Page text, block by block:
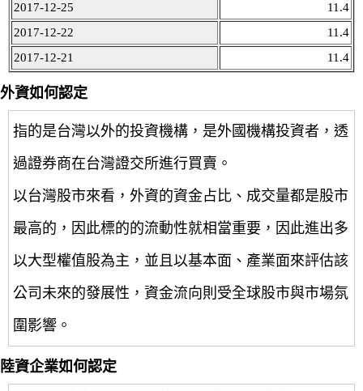
2017-12-25
11.4
2017-12-22
11.4
2017-12-21
11.4
外資如何認定
指的是台灣以外的投資機構，是外國機構投資者，透
過證券商在台灣證交所進行買賣。
以台灣股市來看，外資的資金占比、成交量都是股市
最高的，因此標的的流動性就相當重要，因此進出多
以大型權值股為主，並且以基本面、產業面來評估該
公司未來的發展性，資金流向則受全球股市與市場氛
圍影響。
陸資企業如何認定